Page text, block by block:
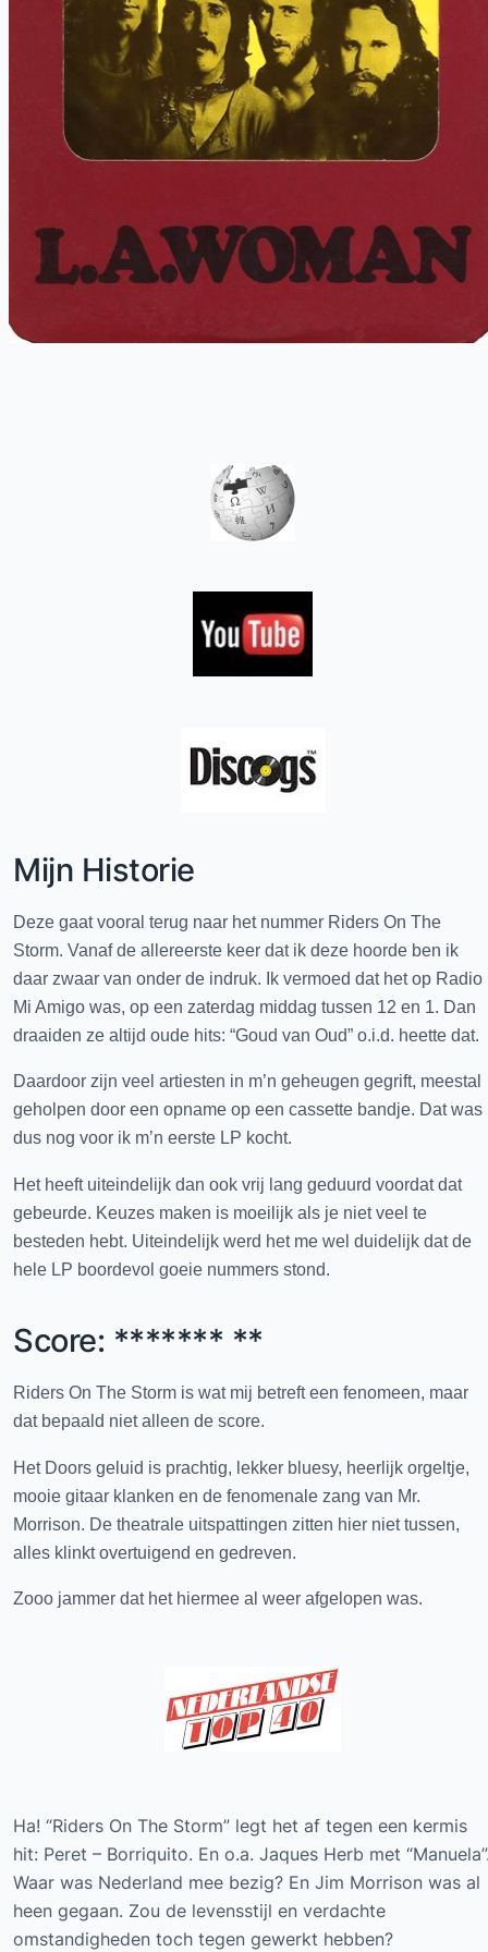
Mijn Historie
Deze gaat vooral terug naar het nummer Riders On The
Storm. Vanaf de allereerste keer dat ik deze hoorde ben ik
daar zwaar van onder de indruk. Ik vermoed dat het op Radio
Mi Amigo was, op een zaterdag middag tussen 12 en 1. Dan
draaiden ze altijd oude hits: “Goud van Oud” o.i.d. heette dat.
Daardoor zijn veel artiesten in m’n geheugen gegrift, meestal
geholpen door een opname op een cassette bandje. Dat was
dus nog voor ik m’n eerste LP kocht.
Het heeft uiteindelijk dan ook vrij lang geduurd voordat dat
gebeurde. Keuzes maken is moeilijk als je niet veel te
besteden hebt. Uiteindelijk werd het me wel duidelijk dat de
hele LP boordevol goeie nummers stond.
Score: ******* **
Riders On The Storm is wat mij betreft een fenomeen, maar
dat bepaald niet alleen de score.
Het Doors geluid is prachtig, lekker bluesy, heerlijk orgeltje,
mooie gitaar klanken en de fenomenale zang van Mr.
Morrison. De theatrale uitspattingen zitten hier niet tussen,
alles klinkt overtuigend en gedreven.
Zooo jammer dat het hiermee al weer afgelopen was.
Ha! “Riders On The Storm” legt het af tegen een kermis
hit: Peret – Borriquito. En o.a. Jaques Herb met
Waar was Nederland mee bezig? En Jim Morrison was al
heen gegaan. Zou de levensstijl en verdachte
omstandigheden toch tegen gewerkt hebben?